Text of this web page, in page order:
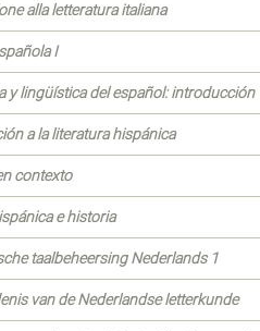
alla letteratura italiana
I
y lingüística del español: introducción
a la literatura hispánica
contexto
e historia
taalbeheersing Nederlands 1
van de Nederlandse letterkunde